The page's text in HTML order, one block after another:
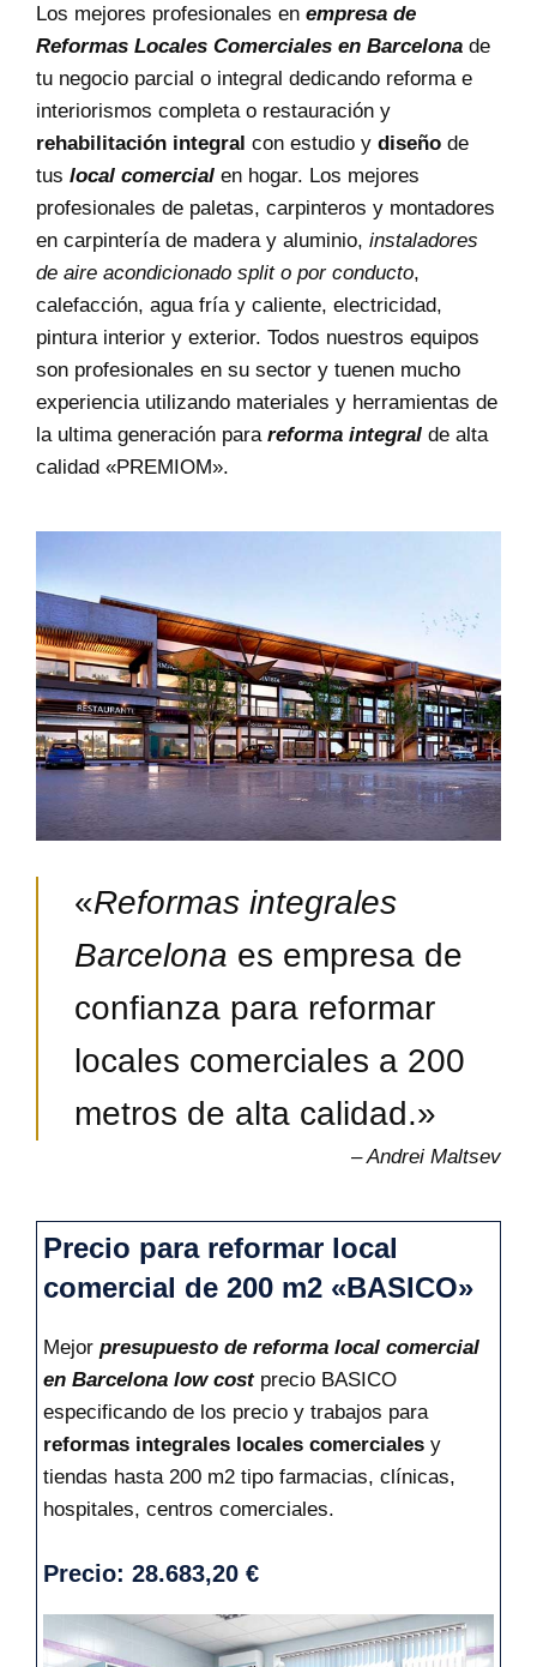
Los mejores profesionales en empresa de
Reformas Locales Comerciales en Barcelona de
tu negocio parcial o integral dedicando reforma e
interiorismos completa o restauración y
rehabilitación integral con estudio y diseño de
tus local comercial en hogar. Los mejores
profesionales de paletas, carpinteros y montadores
en carpintería de madera y aluminio, instaladores
de aire acondicionado split o por conducto,
calefacción, agua fría y caliente, electricidad,
pintura interior y exterior. Todos nuestros equipos
son profesionales en su sector y tuenen mucho
experiencia utilizando materiales y herramientas de
la ultima generación para reforma integral de alta
calidad «PREMIOM».
«Reformas integrales
Barcelona es empresa de
confianza para reformar
locales comerciales a 200
metros de alta calidad.»
– Andrei Maltsev
Precio para reformar local
comercial de 200 m2 «BASICO»
Mejor presupuesto de reforma local comercial
en Barcelona low cost precio BASICO
especificando de los precio y trabajos para
reformas integrales locales comerciales y
tiendas hasta 200 m2 tipo farmacias, clínicas,
hospitales, centros comerciales.
Precio: 28.683,20 €